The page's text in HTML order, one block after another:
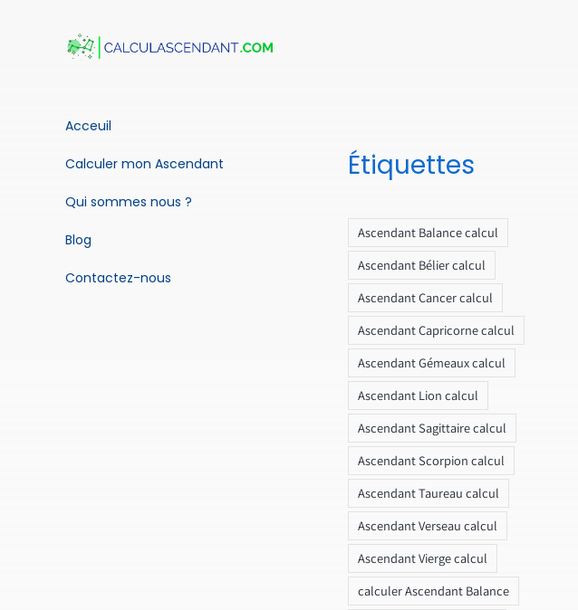
Acceuil
Calculer mon Ascendant
Qui sommes nous ?
Blog
Contactez-nous
Étiquettes
Ascendant Balance calcul
Ascendant Bélier calcul
Ascendant Cancer calcul
Ascendant Capricorne calcul
Ascendant Gémeaux calcul
Ascendant Lion calcul
Ascendant Sagittaire calcul
Ascendant Scorpion calcul
Ascendant Taureau calcul
Ascendant Verseau calcul
Ascendant Vierge calcul
calculer Ascendant Balance